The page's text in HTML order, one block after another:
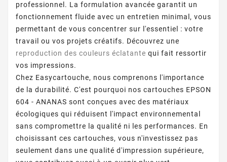
professionnel. La formulation avancée garantit un
fonctionnement fluide avec un entretien minimal, vous
permettant de vous concentrer sur l'essentiel : votre
travail ou vos projets créatifs. Découvrez une
reproduction des couleurs éclatante qui fait ressortir
vos impressions.
Chez Easycartouche, nous comprenons l'importance
de la durabilité. C'est pourquoi nos cartouches EPSON
604 - ANANAS sont conçues avec des matériaux
écologiques qui réduisent l'impact environnemental
sans compromettre la qualité ni les performances. En
choisissant ces cartouches, vous n'investissez pas
seulement dans une qualité d'impression supérieure,